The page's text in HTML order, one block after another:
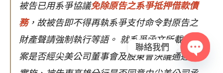
被告已用系爭協議免除原告之系爭抵押借款債
務，故被告即不得再執系爭支付命令對原告之
財產聲請強制執行等語。 就系爭函文所載之方
案是否經尖美公司董事會及股東會決議通過而
聯絡我們